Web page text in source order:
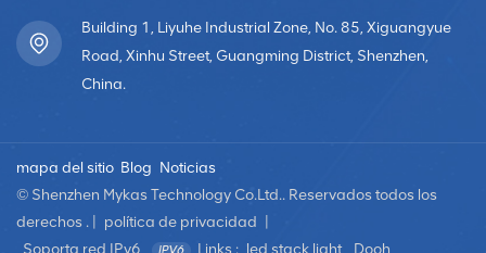
Building 1, Liyuhe Industrial Zone, No. 85, Xiguangyue
Road, Xinhu Street, Guangming District, Shenzhen,
China.
mapa del sitio Blog Noticias
© Shenzhen Mykas Technology Co.Ltd.. Reservados todos los
derechos . |
política de privacidad
Soporta red IPv6
Links : led stack light Dooh